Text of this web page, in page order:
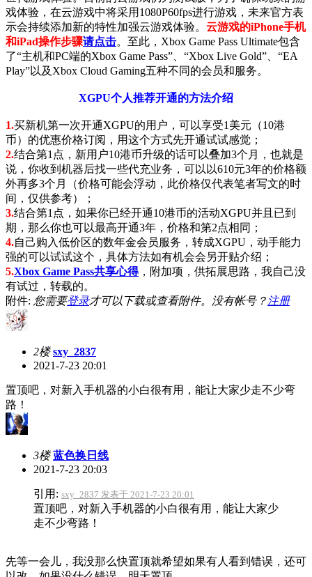
戏体验，在云游戏中将采用1080P60fps进行游戏，未来官方表
示会持续添加新的特性加强云游戏体验。 云游戏的iPhone手机
和iPad操作步骤请点击。至此，Xbox Game Pass Ultimate包含
了“主机和PC端的Xbox Game Pass”、“Xbox Live Gold”、“EA
Play”以及Xbox Cloud Gaming五种不同的会员和服务。
XGPU个人推荐开通的方法介绍
1.买新机第一次开通XGPU的用户，可以享受1美元（10港
币）的优惠价格订阅，用这个方式先开通试试感觉；
2.结合第1点，新用户10港币升级的话可以叠加3个月，也就是
说，你收到机器后找一些代充业务，可以以610元3年的价格额
外再多3个月（价格可能会浮动，此价格仅代表笔者写文的时
间，仅供参考）；
3.结合第1点，如果你已经开通10港币的活动XGPU并且已到
期，那么你也可以最高开通3年，价格和第2点相同；
4.自己购入低价区的数年金会员服务，转成XGPU，动手能力
强的可以试试这个，具体方法如有机会会另开贴介绍；
5.Xbox Game Pass共享心得，附加项，供拓展思路，我自己没
有试过，转载的。
附件: 您需要登录才可以下载或查看附件。没有帐号？ 注册
2楼 sxy_2837
2021-7-23 20:01
置顶吧，对新入手机器的小白很有用，能让大家少走不少弯
路！
3楼 蓝色换日线
2021-7-23 20:03
引用: sxy_2837 发表于 2021-7-23 20:01
置顶吧，对新入手机器的小白很有用，能让大家少
走不少弯路！
先等一会儿，我没那么快置顶就希望如果有人看到错误，还可